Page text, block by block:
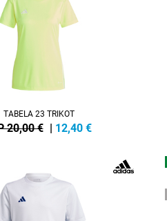
TABELA 23 TRIKOT
20,00 € | 12,40 €